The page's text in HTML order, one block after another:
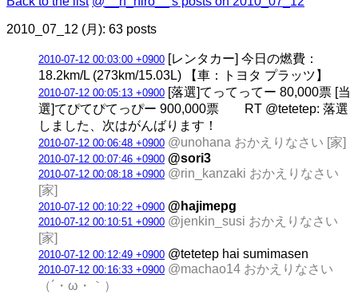
2010_07_12 (月): 63 posts
2010-07-12 00:03:00 +0900 [レンタカー] 今日の燃費：
18.2km/L (273km/15.03L) 【車：トヨタ プラッツ】
2010-07-12 00:05:13 +0900 [落選]てってってー 80,000票 [当
選]てぴてぴてっぴー 900,000票 RT @tetetep: 落選
しました、次はがんばります！
2010-07-12 00:06:48 +0900 @unohana おかえりなさい [家]
2010-07-12 00:07:46 +0900 @sori3
2010-07-12 00:08:18 +0900 @rin_kanzaki おかえりなさい
[家]
2010-07-12 00:10:22 +0900 @hajimepg
2010-07-12 00:10:51 +0900 @jenkin_susi おかえりなさい
[家]
2010-07-12 00:12:49 +0900 @tetetep hai sumimasen
2010-07-12 00:16:33 +0900 @machao14 おかえりなさい
（´・ω・｀）